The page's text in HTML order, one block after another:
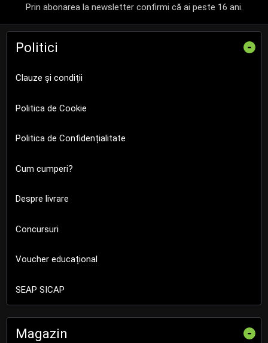
Prin abonarea la newsletter confirmi că ai peste 16 ani.
Politici -
Clauze și condiții
Politica de Cookie
Politica de Confidențialitate
Cum cumperi?
Despre livrare
Concursuri
Voucher educațional
SEAP SICAP
Magazin -